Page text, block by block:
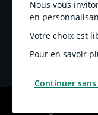
Nous vous
en
Votre choix est
Pour en savoir
Continuer